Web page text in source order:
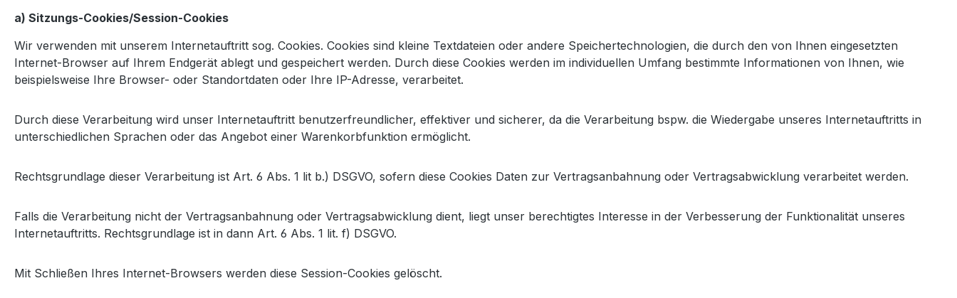
a) Sitzungs-Cookies/Session-Cookies
Wir verwenden mit unserem Internetauftritt sog. Cookies. Cookies sind kleine Textdateien oder andere Speichertechnologien, die durch den von Ihnen eingesetzten
Internet-Browser auf Ihrem Endgerät ablegt und gespeichert werden. Durch diese Cookies werden im individuellen Umfang bestimmte Informationen von Ihnen, wie
beispielsweise Ihre Browser- oder Standortdaten oder Ihre IP-Adresse, verarbeitet.
Durch diese Verarbeitung wird unser Internetauftritt benutzerfreundlicher, effektiver und sicherer, da die Verarbeitung bspw. die Wiedergabe unseres Internetauftritts in
unterschiedlichen Sprachen oder das Angebot einer Warenkorbfunktion ermöglicht.
Rechtsgrundlage dieser Verarbeitung ist Art. 6 Abs. 1 lit b.) DSGVO, sofern diese Cookies Daten zur Vertragsanbahnung oder Vertragsabwicklung verarbeitet werden.
Falls die Verarbeitung nicht der Vertragsanbahnung oder Vertragsabwicklung dient, liegt unser berechtigtes Interesse in der Verbesserung der Funktionalität unseres
Internetauftritts. Rechtsgrundlage ist in dann Art. 6 Abs. 1 lit. f) DSGVO.
Mit Schließen Ihres Internet-Browsers werden diese Session-Cookies gelöscht.